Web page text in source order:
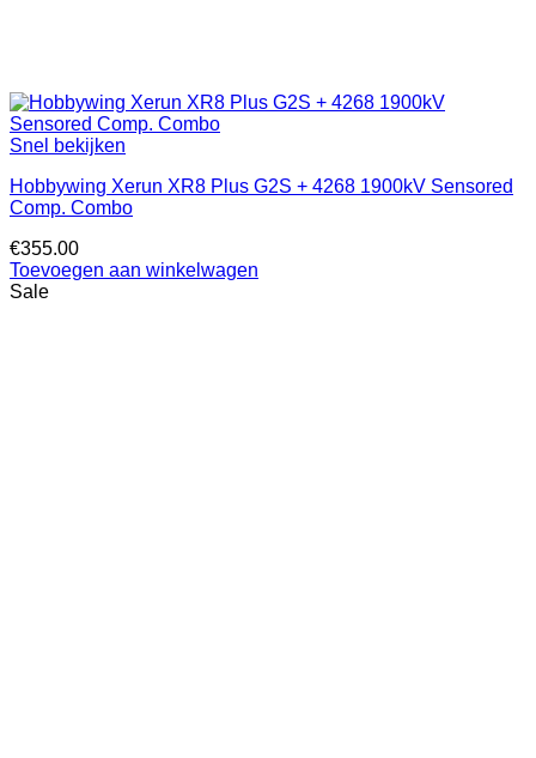
Snel bekijken
Hobbywing Xerun XR8 Plus G2S + 4268 1900kV Sensored
Comp. Combo
€355.00
Toevoegen aan winkelwagen
Sale